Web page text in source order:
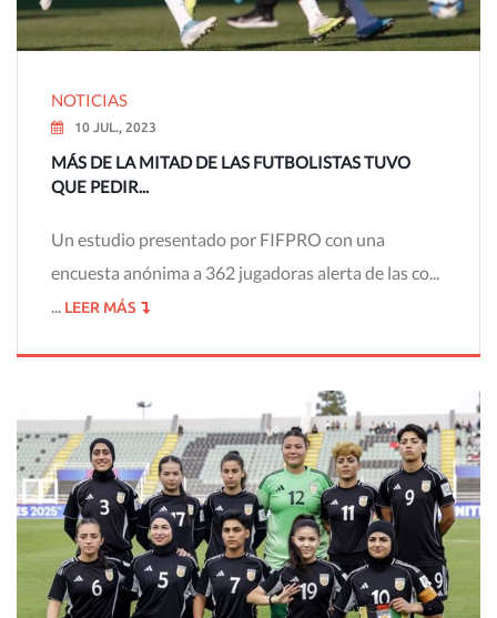
NOTICIAS
10 JUL., 2023
MÁS DE LA MITAD DE LAS FUTBOLISTAS TUVO
QUE PEDIR...
Un estudio presentado por FIFPRO con una
encuesta anónima a 362 jugadoras alerta de las co...
... LEER MÁS